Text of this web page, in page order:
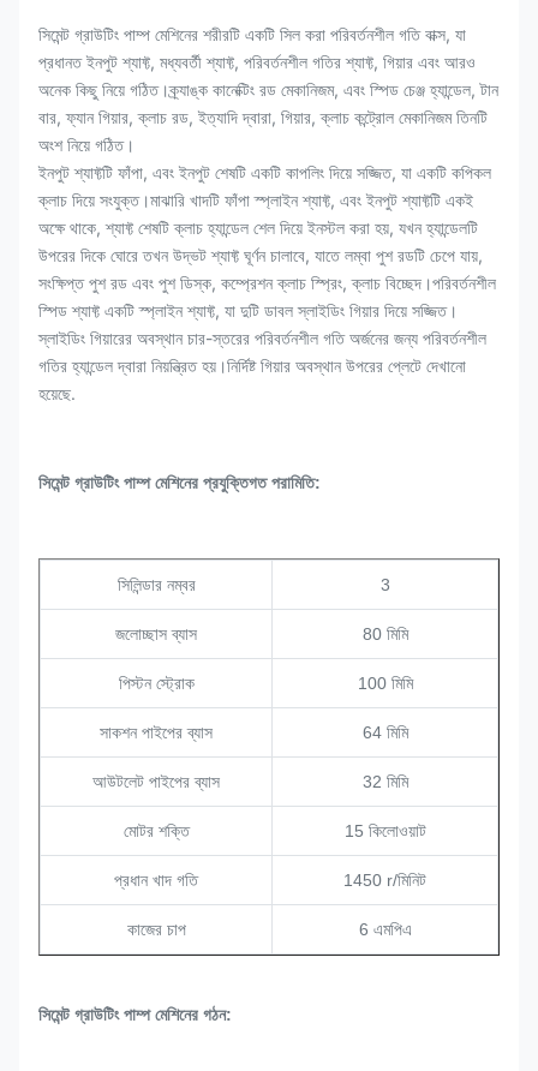
সিমেন্ট গ্রাউটিং পাম্প মেশিনের শরীরটি একটি সিল করা পরিবর্তনশীল গতি বাক্স, যা
প্রধানত ইনপুট শ্যাফ্ট, মধ্যবর্তী শ্যাফ্ট, পরিবর্তনশীল গতির শ্যাফ্ট, গিয়ার এবং আরও
অনেক কিছু নিয়ে গঠিত।ক্র্যাঙ্ক কানেক্টিং রড মেকানিজম, এবং স্পিড চেঞ্জ হ্যান্ডেল, টান
বার, ফ্যান গিয়ার, ক্লাচ রড, ইত্যাদি দ্বারা, গিয়ার, ক্লাচ কন্ট্রোল মেকানিজম তিনটি
অংশ নিয়ে গঠিত।
ইনপুট শ্যাফ্টটি ফাঁপা, এবং ইনপুট শেষটি একটি কাপলিং দিয়ে সজ্জিত, যা একটি কপিকল
ক্লাচ দিয়ে সংযুক্ত।মাঝারি খাদটি ফাঁপা স্প্লাইন শ্যাফ্ট, এবং ইনপুট শ্যাফ্টটি একই
অক্ষে থাকে, শ্যাফ্ট শেষটি ক্লাচ হ্যান্ডেল শেল দিয়ে ইনস্টল করা হয়, যখন হ্যান্ডেলটি
উপরের দিকে ঘোরে তখন উদ্ভট শ্যাফ্ট ঘূর্ণন চালাবে, যাতে লম্বা পুশ রডটি চেপে যায়,
সংক্ষিপ্ত পুশ রড এবং পুশ ডিস্ক, কম্প্রেশন ক্লাচ স্প্রিং, ক্লাচ বিচ্ছেদ।পরিবর্তনশীল
স্পিড শ্যাফ্ট একটি স্প্লাইন শ্যাফ্ট, যা দুটি ডাবল স্লাইডিং গিয়ার দিয়ে সজ্জিত।
স্লাইডিং গিয়ারের অবস্থান চার-স্তরের পরিবর্তনশীল গতি অর্জনের জন্য পরিবর্তনশীল
গতির হ্যান্ডেল দ্বারা নিয়ন্ত্রিত হয়।নির্দিষ্ট গিয়ার অবস্থান উপরের প্লেটে দেখানো
হয়েছে.
সিমেন্ট গ্রাউটিং পাম্প মেশিনের প্রযুক্তিগত পরামিতি:
সিলিন্ডার নম্বর 3
জলোচ্ছাস ব্যাস 80 মিমি
পিস্টন স্ট্রোক 100 মিমি
সাকশন পাইপের ব্যাস 64 মিমি
আউটলেট পাইপের ব্যাস 32 মিমি
মোটর শক্তি 15 কিলোওয়াট
প্রধান খাদ গতি 1450 r/মিনিট
কাজের চাপ 6 এমপিএ
সিমেন্ট গ্রাউটিং পাম্প মেশিনের গঠন: